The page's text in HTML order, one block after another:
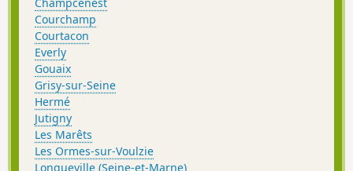
Champcenest
Courchamp
Courtacon
Everly
Gouaix
Grisy-sur-Seine
Hermé
Jutigny
Les Marêts
Les Ormes-sur-Voulzie
Longueville (Seine-et-Marne)